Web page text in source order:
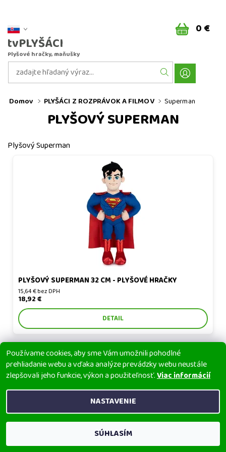
tvPLYŠÁCI
Plyšové hračky, maňušky
0 €
Domov PLYŠÁCI Z ROZPRÁVOK A FILMOV Superman
PLYŠOVÝ SUPERMAN
Plyšový Superman
Plyšový Superman 32 cm - plyšové hračky
PLYŠOVÝ SUPERMAN 32 CM - PLYŠOVÉ HRAČKY
15,64 € bez DPH
18,92 €
DETAIL
Používame cookies, aby sme Vám umožnili pohodlné
prehliadanie webu a vďaka analýze prevádzky webu neustále
zlepšovali jeho funkcie, výkon a použiteľnosť.Viac informácií
NASTAVENIE
SÚHLASÍM